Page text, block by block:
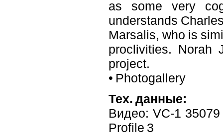
as some very
understands
Marsalis, who is
proclivities. Norah
project.
• Photogallery
Тех. данные:
Видео: VC-1
Profile 3